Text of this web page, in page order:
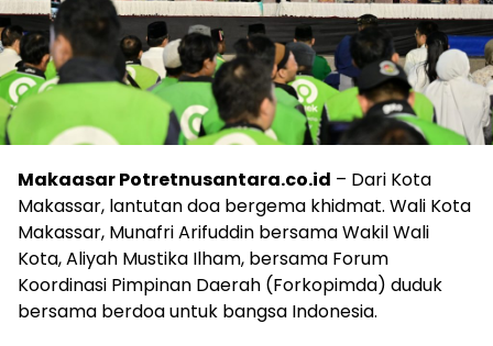
Makaasar Potretnusantara.co.id – Dari Kota
Makassar, lantutan doa bergema khidmat. Wali Kota
Makassar, Munafri Arifuddin bersama Wakil Wali
Kota, Aliyah Mustika Ilham, bersama Forum
Koordinasi Pimpinan Daerah (Forkopimda) duduk
bersama berdoa untuk bangsa Indonesia.